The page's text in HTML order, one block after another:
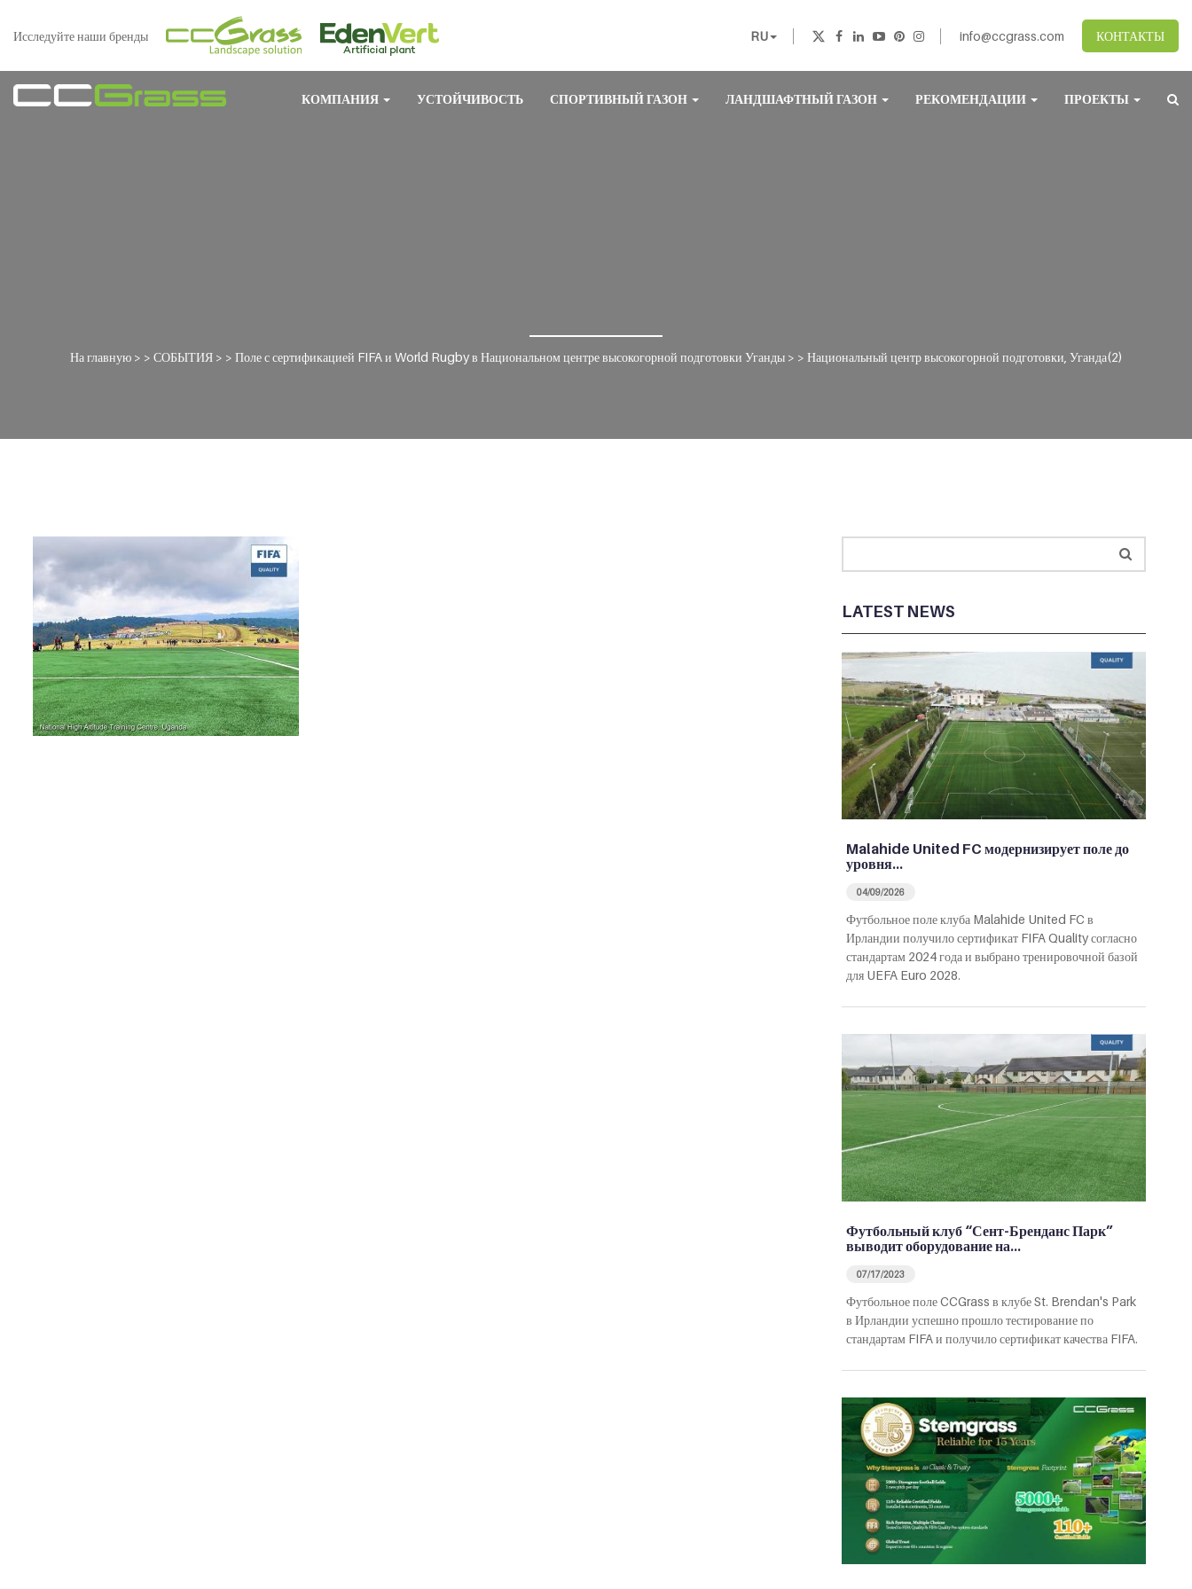
Исследуйте наши бренды RU info@ccgrass.com КОНТАКТЫ
КОМПАНИЯ УСТОЙЧИВОСТЬ СПОРТИВНЫЙ ГАЗОН ЛАНДШАФТНЫЙ ГАЗОН РЕКОМЕНДАЦИИ ПРОЕКТЫ
На главную> > СОБЫТИЯ> > Поле с сертификацией FIFA и World Rugby в Национальном центре высокогорной подготовки Уганды> > Национальный центр высокогорной подготовки, Уганда(2)
LATEST NEWS
Malahide United FC модернизирует поле до
уровня…
04/09/2026
Футбольное поле клуба Malahide United FC в
Ирландии получило сертификат FIFA Quality согласно
стандартам 2024 года и выбрано тренировочной базой
для UEFA Euro 2028.
Футбольный клуб “Сент-Бренданс Парк”
выводит оборудование на…
07/17/2023
Футбольное поле CCGrass в клубе St. Brendan's Park
в Ирландии успешно прошло тестирование по
стандартам FIFA и получило сертификат качества FIFA.